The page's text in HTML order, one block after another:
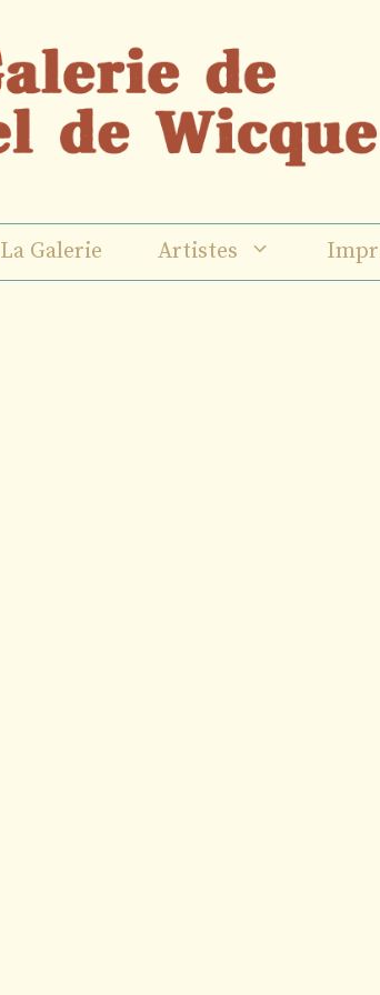
La Galerie Artistes